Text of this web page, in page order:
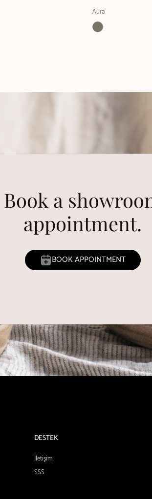
Aura
Book a
appointment.
BOOK APPOINTMENT
DESTEK
İletişim
SSS